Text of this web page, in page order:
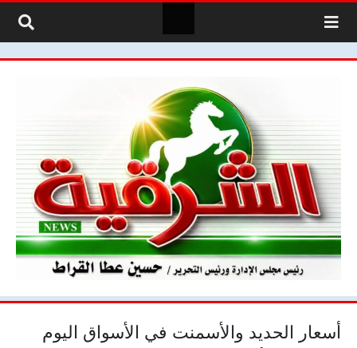
أسعار الحديد والأسمنت في الأسواق اليوم